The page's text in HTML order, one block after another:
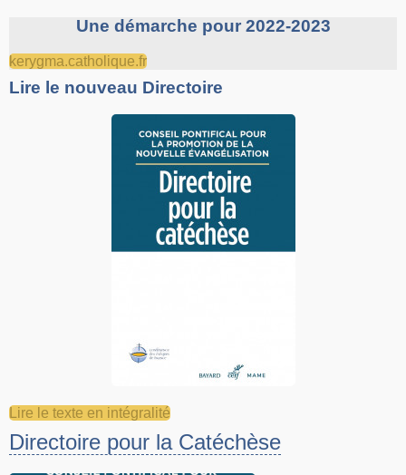
Une démarche pour 2022-2023
kerygma.catholique.fr
Lire le nouveau Directoire
Lire le texte en intégralité
Directoire pour la Catéchèse